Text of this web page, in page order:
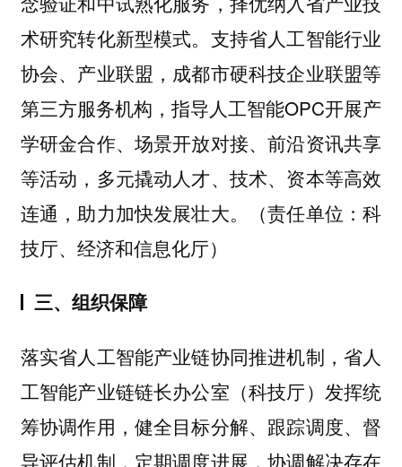
术研究转化新型模式。支持省人工智能行业
协会、产业联盟，成都市硬科技企业联盟等
第三方服务机构，指导人工智能OPC开展产
学研金合作、场景开放对接、前沿资讯共享
等活动，多元撬动人才、技术、资本等高效
连通，助力加快发展壮大。（责任单位：科
技厅、经济和信息化厅）
三、组织保障
落实省人工智能产业链协同推进机制，省人
工智能产业链链长办公室（科技厅）发挥统
筹协调作用，健全目标分解、跟踪调度、督
导评估机制，定期调度进展，协调解决存在